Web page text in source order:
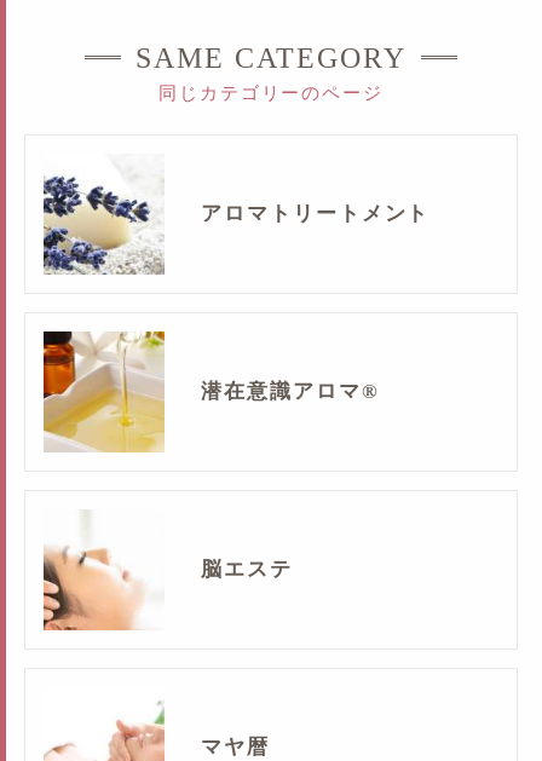
同じカテゴリーのページ
SAME CATEGORY
アロマトリートメント
潜在意識アロマ®
脳エステ
マヤ暦